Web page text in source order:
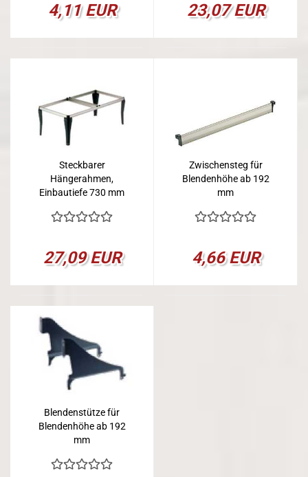
4,11 EUR 23,07 EUR
Steckbarer
Hängerahmen,
Einbautiefe 730 mm
27,09 EUR
Zwischensteg für
Blendenhöhe ab 192
mm
4,66 EUR
Blendenstütze für
Blendenhöhe ab 192
mm